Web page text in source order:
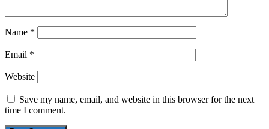
Name *
Email *
Website
Save my name, email, and website in this browser for the next
time I comment.